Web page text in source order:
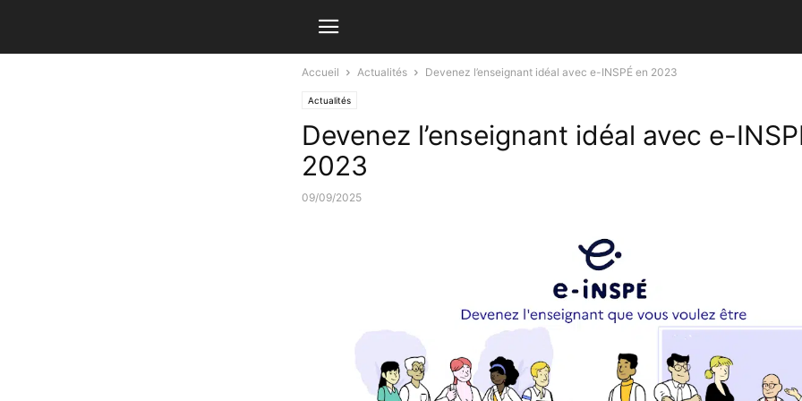
Accueil Actualités Devenez l’enseignant idéal avec e-INSPÉ en 2023
Actualités
Devenez l’enseignant idéal avec e-
2023
09/09/2025